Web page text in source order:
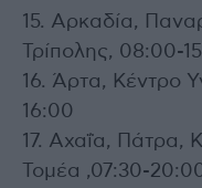
15. Αρκαδία,
Τρίπολης, 08:00-
16. Άρτα, Κέντρο
16:00
17. Αχαΐα, Πάτρα,
Τομέα ,07:30-